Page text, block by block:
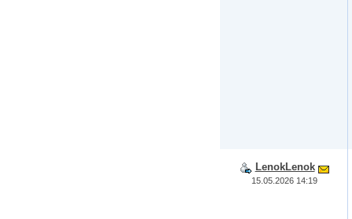
LenokLenok
15.05.2026 14:19